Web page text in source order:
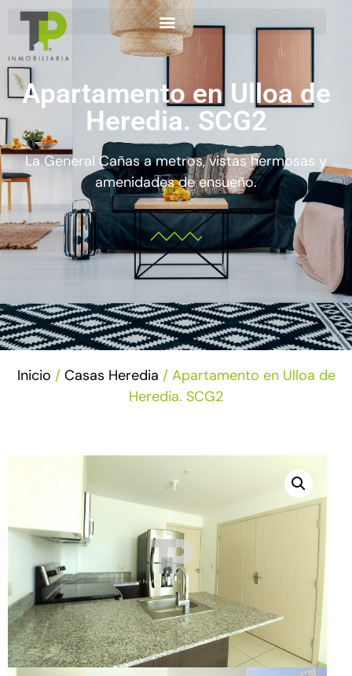
Apartamento en Ulloa de
Heredia. SCG2
La General Cañas a metros, vistas hermosas y
amenidades de ensueño.
Inicio / Casas Heredia / Apartamento en Ulloa de
Heredia. SCG2